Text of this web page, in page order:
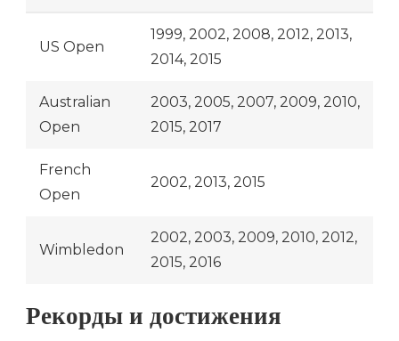
US Open
1999, 2002, 2008, 2012, 2013,
2014, 2015
Australian
Open
2003, 2005, 2007, 2009, 2010,
2015, 2017
French
Open
2002, 2013, 2015
Wimbledon
2002, 2003, 2009, 2010, 2012,
2015, 2016
Рекорды и достижения